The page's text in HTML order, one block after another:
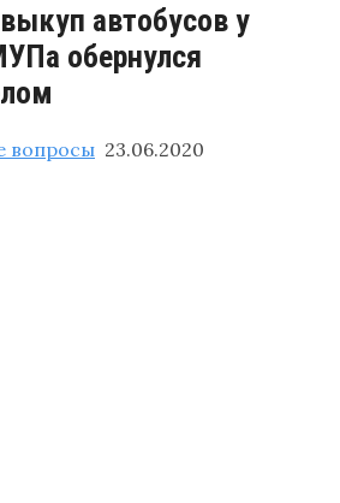
автобусов у
обернулся
вопросы 23.06.2020